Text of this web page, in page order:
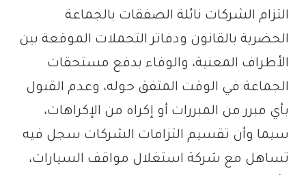
التزام الشركات نائلة الصفقات بالجماعة
الحضرية بالقانون ودفاتر التحملات الموقعة بين
الأطراف المعنية، والوفاء بدفع مستحقات
الجماعة في الوقت المتفق حوله، وعدم القبول
بأي مبرر من المبررات أو إكراه من الإكراهات،
سيما وأن تقسيم التزامات الشركات سجل فيه
تساهل مع شركة استغلال مواقف السيارات،